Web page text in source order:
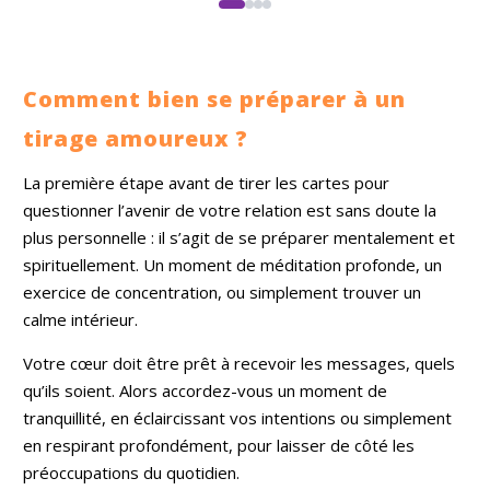
Comment bien se préparer à un
tirage amoureux ?
La première étape avant de tirer les cartes pour
questionner l’avenir de votre relation est sans doute la
plus personnelle : il s’agit de se préparer mentalement et
spirituellement. Un moment de méditation profonde, un
exercice de concentration, ou simplement trouver un
calme intérieur.
Votre cœur doit être prêt à recevoir les messages, quels
qu’ils soient. Alors accordez-vous un moment de
tranquillité, en éclaircissant vos intentions ou simplement
en respirant profondément, pour laisser de côté les
préoccupations du quotidien.